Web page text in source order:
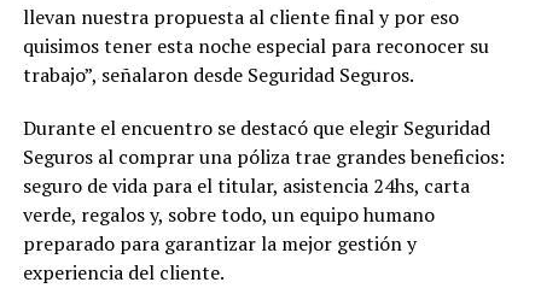
llevan nuestra propuesta al cliente final y por eso
quisimos tener esta noche especial para reconocer su
trabajo”, señalaron desde Seguridad Seguros.
Durante el encuentro se destacó que elegir Seguridad
Seguros al comprar una póliza trae grandes beneficios:
seguro de vida para el titular, asistencia 24hs, carta
verde, regalos y, sobre todo, un equipo humano
preparado para garantizar la mejor gestión y
experiencia del cliente.